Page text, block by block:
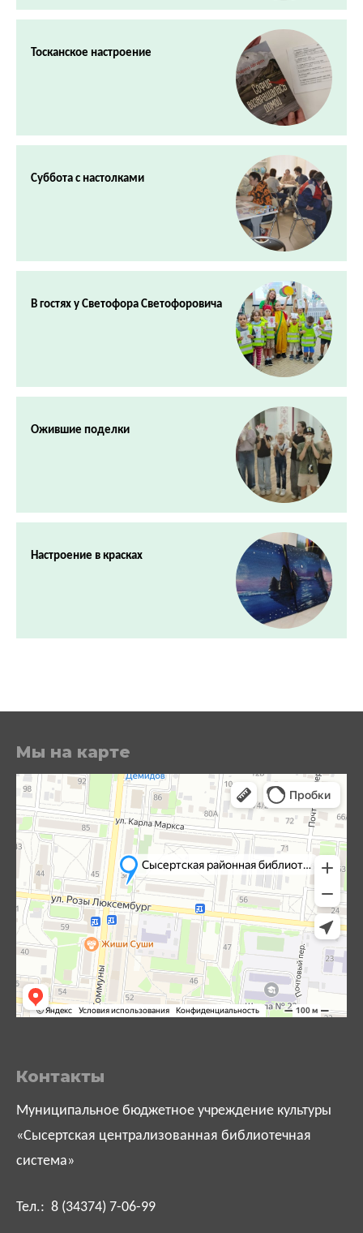
Тосканское настроение
Суббота с настолками
В гостях у Светофора Светофоровича
Ожившие поделки
Настроение в красках
Мы на карте
Контакты
Муниципальное бюджетное учреждение культуры
«Сысертская централизованная библиотечная
система»
Тел.: 8 (34374) 7-06-99